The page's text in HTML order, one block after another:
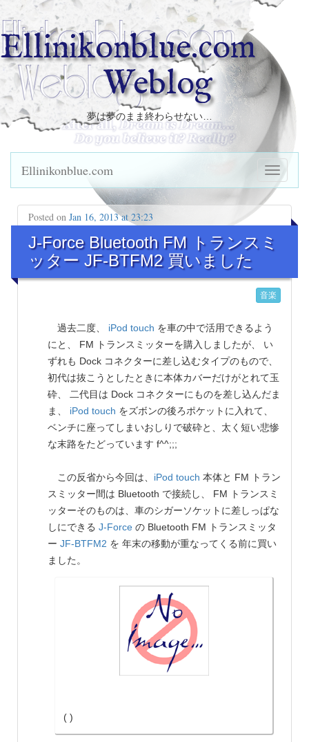
Ellinikonblue.com
Weblog
夢は夢のまま終わらせない…
Ellinikonblue.com
Posted on Jan 16, 2013 at 23:23
J-Force Bluetooth FM トランスミ
ッター JF-BTFM2 買いました
音楽
過去二度、 iPod touch を車の中で活用できるよう
にと、 FM トランスミッターを購入しましたが、 い
ずれも Dock コネクターに差し込むタイプのもので、
初代は抜こうとしたときに本体カバーだけがとれて玉
砕、 二代目は Dock コネクターにものを差し込んだま
ま、 iPod touch をズボンの後ろポケットに入れて、
ベンチに座ってしまいおしりで破砕と、太く短い悲惨
な末路をたどっています f^^;;;
この反省から今回は、 iPod touch 本体と FM トラン
スミッター間は Bluetooth で接続し、 FM トランスミ
ッターそのものは、車のシガーソケットに差しっぱな
しにできる J-Force の Bluetooth FM トランスミッタ
ー JF-BTFM2 を 年末の移動が重なってくる前に買い
ました。
( )